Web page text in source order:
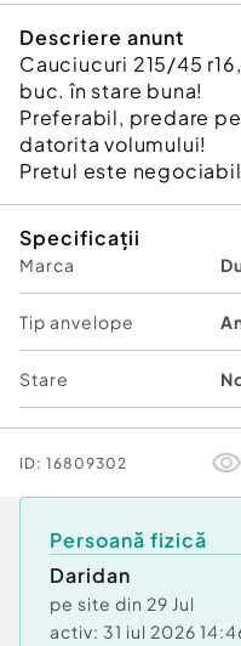
Descriere anunt
Cauciucuri 215/45
buc. în stare buna!
Preferabil, predare
datorita volumului!
Pretul este
Specificații
Marca
Tip anvelope
Stare
ID: 16809302
Persoană fizică
Daridan
pe site din 29 Jul
activ: 31 iul 2026